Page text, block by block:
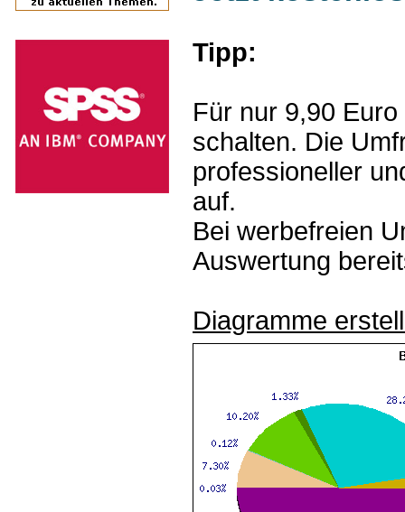
Tipp:
Für nur 9,90
schalten. Die
professioneller
auf.
Bei werbefreien
Auswertung
Diagramme